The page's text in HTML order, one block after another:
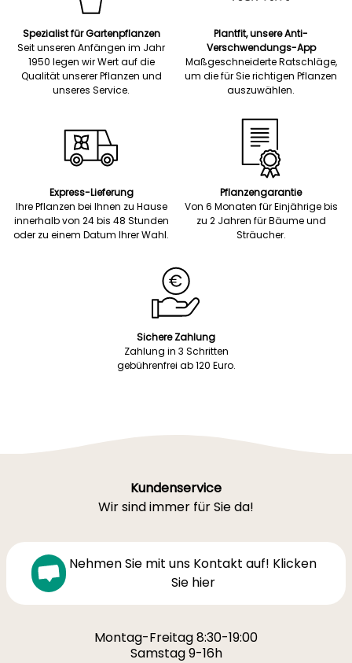
Spezialist für Gartenpflanzen
Seit unseren Anfängen im Jahr
1950 legen wir Wert auf die
Qualität unserer Pflanzen und
unseres Service.
Plantfit, unsere Anti-
Verschwendungs-App
Maßgeschneiderte Ratschläge,
um die für Sie richtigen Pflanzen
auszuwählen.
Express-Lieferung
Ihre Pflanzen bei Ihnen zu Hause
innerhalb von 24 bis 48 Stunden
oder zu einem Datum Ihrer Wahl.
Pflanzengarantie
Von 6 Monaten für Einjährige bis
zu 2 Jahren für Bäume und
Sträucher.
Sichere Zahlung
Zahlung in 3 Schritten
gebührenfrei ab 120 Euro.
Kundenservice
Wir sind immer für Sie da!
Nehmen Sie mit uns Kontakt auf! Klicken
Sie hier
Montag-Freitag 8:30-19:00
Samstag 9-16h